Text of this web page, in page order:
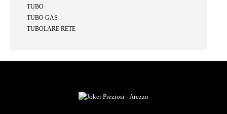
TUBO
TUBO GAS
TUBOLARE RETE